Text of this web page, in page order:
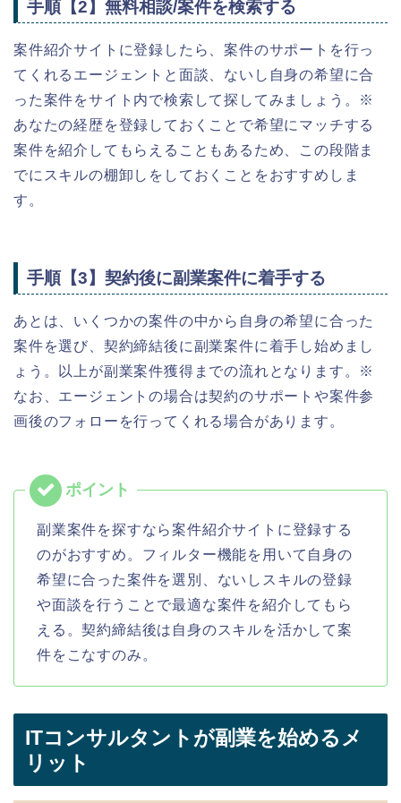
手順【2】無料相談/案件を検索する
案件紹介サイトに登録したら、案件のサポートを行っ
てくれるエージェントと面談、ないし自身の希望に合
った案件をサイト内で検索して探してみましょう。※
あなたの経歴を登録しておくことで希望にマッチする
案件を紹介してもらえることもあるため、この段階ま
でにスキルの棚卸しをしておくことをおすすめしま
す。
手順【3】契約後に副業案件に着手する
あとは、いくつかの案件の中から自身の希望に合った
案件を選び、契約締結後に副業案件に着手し始めまし
ょう。以上が副業案件獲得までの流れとなります。※
なお、エージェントの場合は契約のサポートや案件参
画後のフォローを行ってくれる場合があります。
副業案件を探すなら案件紹介サイトに登録する
のがおすすめ。フィルター機能を用いて自身の
希望に合った案件を選別、ないしスキルの登録
や面談を行うことで最適な案件を紹介してもら
える。契約締結後は自身のスキルを活かして案
件をこなすのみ。
ITコンサルタントが副業を始めるメ
リット